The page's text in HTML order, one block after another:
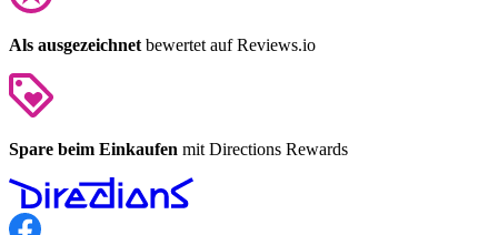
Als ausgezeichnet bewertet auf Reviews.io
Spare beim Einkaufen mit Directions Rewards
Follow us on Facebook